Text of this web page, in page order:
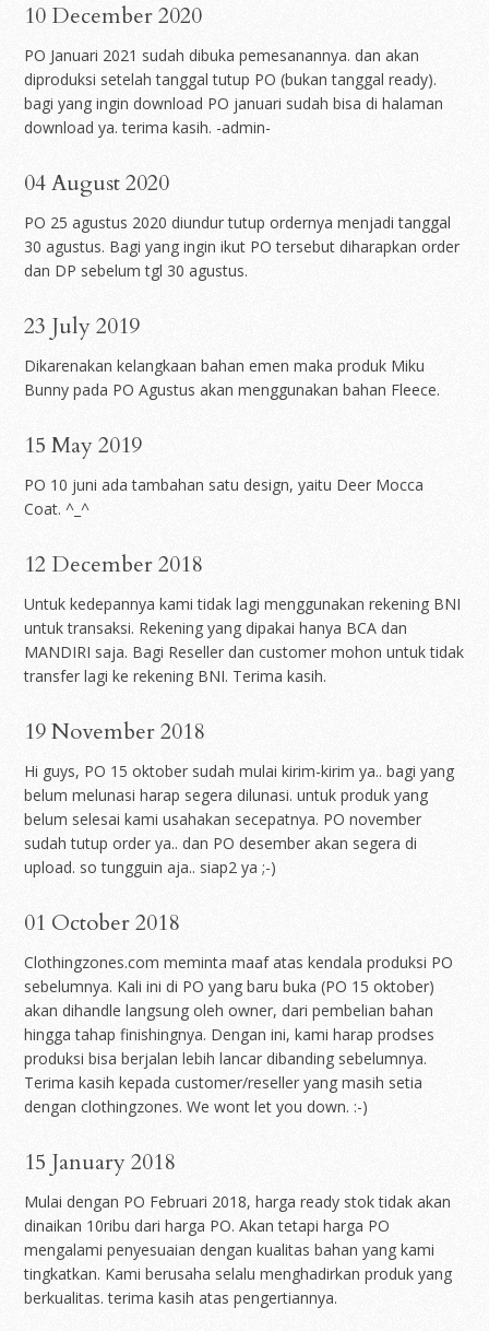
10 December 2020
PO Januari 2021 sudah dibuka pemesanannya. dan akan
diproduksi setelah tanggal tutup PO (bukan tanggal ready).
bagi yang ingin download PO januari sudah bisa di halaman
download ya. terima kasih. -admin-
04 August 2020
PO 25 agustus 2020 diundur tutup ordernya menjadi tanggal
30 agustus. Bagi yang ingin ikut PO tersebut diharapkan order
dan DP sebelum tgl 30 agustus.
23 July 2019
Dikarenakan kelangkaan bahan emen maka produk Miku
Bunny pada PO Agustus akan menggunakan bahan Fleece.
15 May 2019
PO 10 juni ada tambahan satu design, yaitu Deer Mocca
Coat. ^_^
12 December 2018
Untuk kedepannya kami tidak lagi menggunakan rekening BNI
untuk transaksi. Rekening yang dipakai hanya BCA dan
MANDIRI saja. Bagi Reseller dan customer mohon untuk tidak
transfer lagi ke rekening BNI. Terima kasih.
19 November 2018
Hi guys, PO 15 oktober sudah mulai kirim-kirim ya.. bagi yang
belum melunasi harap segera dilunasi. untuk produk yang
belum selesai kami usahakan secepatnya. PO november
sudah tutup order ya.. dan PO desember akan segera di
upload. so tungguin aja.. siap2 ya ;-)
01 October 2018
Clothingzones.com meminta maaf atas kendala produksi PO
sebelumnya. Kali ini di PO yang baru buka (PO 15 oktober)
akan dihandle langsung oleh owner, dari pembelian bahan
hingga tahap finishingnya. Dengan ini, kami harap prodses
produksi bisa berjalan lebih lancar dibanding sebelumnya.
Terima kasih kepada customer/reseller yang masih setia
dengan clothingzones. We wont let you down. :-)
15 January 2018
Mulai dengan PO Februari 2018, harga ready stok tidak akan
dinaikan 10ribu dari harga PO. Akan tetapi harga PO
mengalami penyesuaian dengan kualitas bahan yang kami
tingkatkan. Kami berusaha selalu menghadirkan produk yang
berkualitas. terima kasih atas pengertiannya.